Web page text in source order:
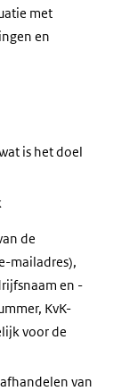
met
en
is het doel
de
mailadres),
en -
KvK-
voor de
van